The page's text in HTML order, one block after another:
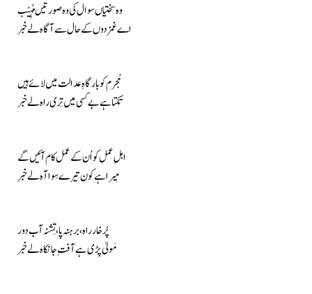
وہ سختیاں سوال کی وہ صورتیں مُہِیْب
اے غمزدوں کے حال سے آگاہ لے خبر
مُجرم کو بارگاہِ عدالت میں لائے ہیں
تکتا ہے بے کسی میں تِری راہ لے خبر
اہلِ عمل کو اُن کے عمل کام آئیں گے
میرا ہے کون تیرے سِوا آہ لے خبر
پُر خار راہ، برہنہ پا، تِشنہ آب دور
مَولیٰ پڑی ہے آفتِ جانکاہ لے خبر